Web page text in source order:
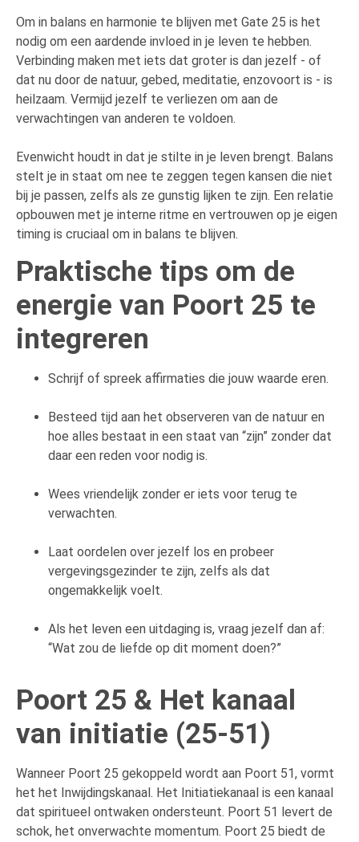
Om in balans en harmonie te blijven met Gate 25 is het
nodig om een aardende invloed in je leven te hebben.
Verbinding maken met iets dat groter is dan jezelf - of
dat nu door de natuur, gebed, meditatie, enzovoort is - is
heilzaam. Vermijd jezelf te verliezen om aan de
verwachtingen van anderen te voldoen.
Evenwicht houdt in dat je stilte in je leven brengt. Balans
stelt je in staat om nee te zeggen tegen kansen die niet
bij je passen, zelfs als ze gunstig lijken te zijn. Een relatie
opbouwen met je interne ritme en vertrouwen op je eigen
timing is cruciaal om in balans te blijven.
Praktische tips om de
energie van Poort 25 te
integreren
Schrijf of spreek affirmaties die jouw waarde eren.
Besteed tijd aan het observeren van de natuur en
hoe alles bestaat in een staat van “zijn” zonder dat
daar een reden voor nodig is.
Wees vriendelijk zonder er iets voor terug te
verwachten.
Laat oordelen over jezelf los en probeer
vergevingsgezinder te zijn, zelfs als dat
ongemakkelijk voelt.
Als het leven een uitdaging is, vraag jezelf dan af:
“Wat zou de liefde op dit moment doen?”
Poort 25 & Het kanaal
van initiatie (25-51)
Wanneer Poort 25 gekoppeld wordt aan Poort 51, vormt
het het Inwijdingskanaal. Het Initiatiekanaal is een kanaal
dat spiritueel ontwaken ondersteunt. Poort 51 levert de
schok, het onverwachte momentum. Poort 25 biedt de